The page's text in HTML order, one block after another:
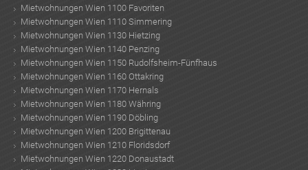
Mietwohnungen Wien 1100 Favoriten
Mietwohnungen Wien 1110 Simmering
Mietwohnungen Wien 1130 Hietzing
Mietwohnungen Wien 1140 Penzing
Mietwohnungen Wien 1150 Rudolfsheim-Fünfhaus
Mietwohnungen Wien 1160 Ottakring
Mietwohnungen Wien 1170 Hernals
Mietwohnungen Wien 1180 Währing
Mietwohnungen Wien 1190 Döbling
Mietwohnungen Wien 1200 Brigittenau
Mietwohnungen Wien 1210 Floridsdorf
Mietwohnungen Wien 1220 Donaustadt